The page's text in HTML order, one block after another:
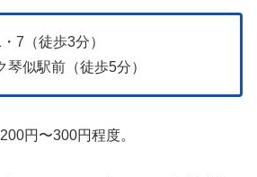
7（徒歩3分）
琴似駅前（徒歩5分）
円〜300円程度。